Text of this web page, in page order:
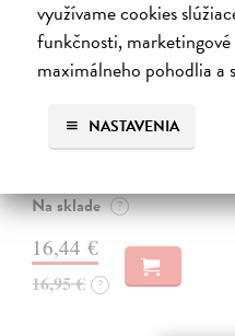
využívame cookies
funkčnosti, marketingové
maximálneho pohodlia a
NASTAVENIA
Sociálne siete
Sociálne siete nám ubližujú
vzťahy, rozkladajú spoločnosť
nerozumieme si a
Na sklade ?
16,44 €
16,95 € ?